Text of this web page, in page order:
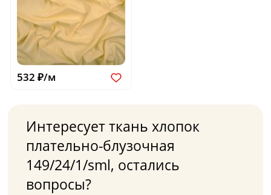
532 ₽/м
Интересует ткань хлопок
плательно-блузочная
149/24/1/sml, остались
вопросы?